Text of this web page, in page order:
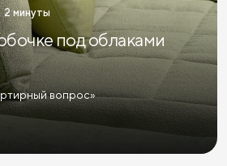
2 минуты
под облаками
вопрос»